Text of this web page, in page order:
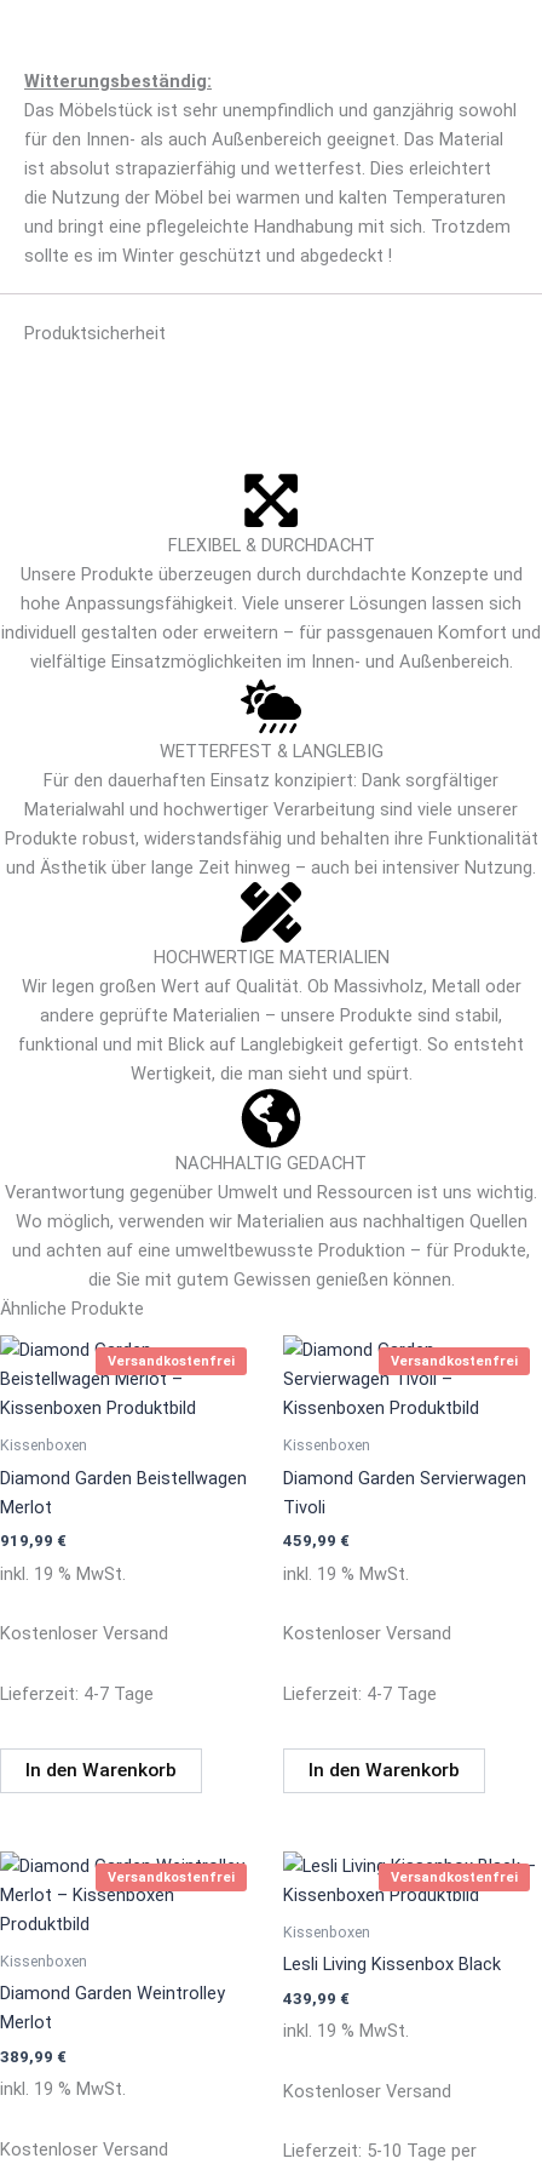
Witterungsbeständig:
Das Möbelstück ist sehr unempfindlich und ganzjährig sowohl
für den Innen- als auch Außenbereich geeignet. Das Material
ist absolut strapazierfähig und wetterfest. Dies erleichtert
die Nutzung der Möbel bei warmen und kalten Temperaturen
und bringt eine pflegeleichte Handhabung mit sich. Trotzdem
sollte es im Winter geschützt und abgedeckt !
Produktsicherheit
FLEXIBEL & DURCHDACHT
Unsere Produkte überzeugen durch durchdachte Konzepte und
hohe Anpassungsfähigkeit. Viele unserer Lösungen lassen sich
individuell gestalten oder erweitern – für passgenauen Komfort und
vielfältige Einsatzmöglichkeiten im Innen- und Außenbereich.
WETTERFEST & LANGLEBIG
Für den dauerhaften Einsatz konzipiert: Dank sorgfältiger
Materialwahl und hochwertiger Verarbeitung sind viele unserer
Produkte robust, widerstandsfähig und behalten ihre Funktionalität
und Ästhetik über lange Zeit hinweg – auch bei intensiver Nutzung.
HOCHWERTIGE MATERIALIEN
Wir legen großen Wert auf Qualität. Ob Massivholz, Metall oder
andere geprüfte Materialien – unsere Produkte sind stabil,
funktional und mit Blick auf Langlebigkeit gefertigt. So entsteht
Wertigkeit, die man sieht und spürt.
NACHHALTIG GEDACHT
Verantwortung gegenüber Umwelt und Ressourcen ist uns wichtig.
Wo möglich, verwenden wir Materialien aus nachhaltigen Quellen
und achten auf eine umweltbewusste Produktion – für Produkte,
die Sie mit gutem Gewissen genießen können.
Ähnliche Produkte
Versandkostenfrei
Kissenboxen
Diamond Garden Beistellwagen
Merlot
919,99 €
inkl. 19 % MwSt.
Kostenloser Versand
Lieferzeit: 4-7 Tage
In den Warenkorb
Versandkostenfrei
Kissenboxen
Diamond Garden Servierwagen
Tivoli
459,99 €
inkl. 19 % MwSt.
Kostenloser Versand
Lieferzeit: 4-7 Tage
In den Warenkorb
Versandkostenfrei
Kissenboxen
Diamond Garden Weintrolley
Merlot
389,99 €
inkl. 19 % MwSt.
Kostenloser Versand
Versandkostenfrei
Kissenboxen
Lesli Living Kissenbox Black
439,99 €
inkl. 19 % MwSt.
Kostenloser Versand
Lieferzeit: 5-10 Tage per